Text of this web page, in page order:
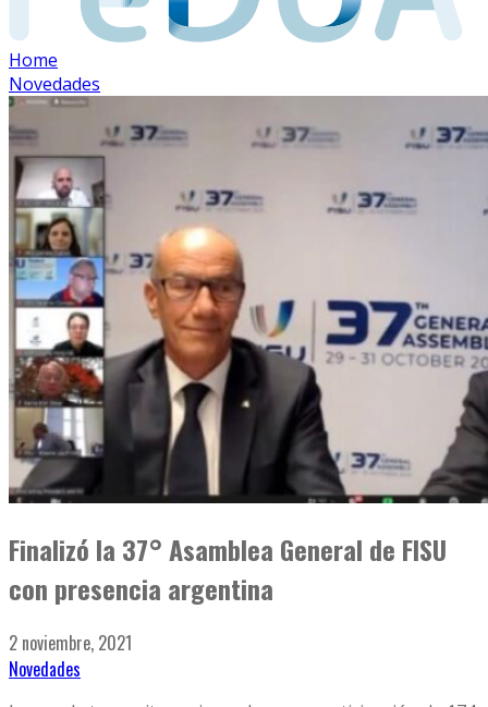
Home
Novedades
Finalizó la 37° Asamblea General de FISU
con presencia argentina
2 noviembre, 2021
Novedades